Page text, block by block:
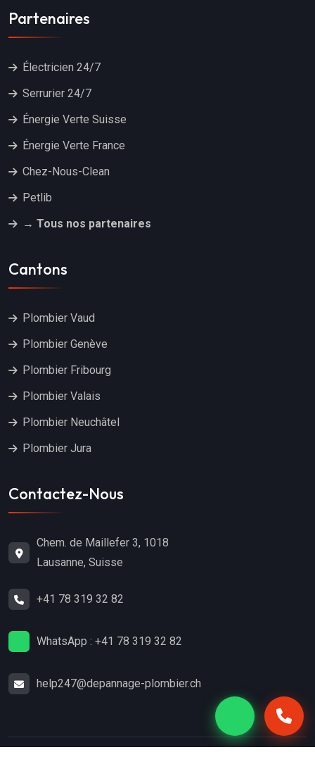
Partenaires
Électricien 24/7
Serrurier 24/7
Énergie Verte Suisse
Énergie Verte France
Chez-Nous-Clean
Petlib
→ Tous nos partenaires
Cantons
Plombier Vaud
Plombier Genève
Plombier Fribourg
Plombier Valais
Plombier Neuchâtel
Plombier Jura
Contactez-Nous
Chem. de Maillefer 3, 1018
Lausanne, Suisse
+41 78 319 32 82
WhatsApp : +41 78 319 32 82
help247@depannage-plombier.ch